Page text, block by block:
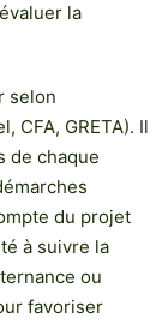
la
selon
CFA, GRETA). Il
de chaque
du projet
à suivre la
ou
favoriser